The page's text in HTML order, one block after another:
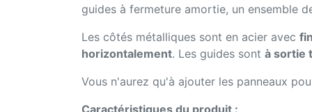
guides à fermeture amortie, un ensemble
Les côtés métalliques sont en acier avec
horizontalement. Les guides sont à sortie
Vous n'aurez qu'à ajouter les panneaux
Caractéristiques du produit :